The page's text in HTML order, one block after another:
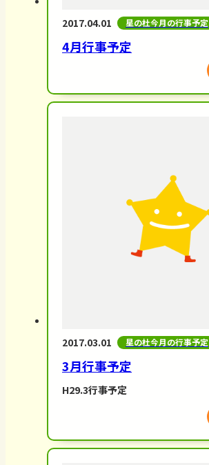
2017.04.01 星の杜今月の行事予定
4月行事予定
2017.03.01 星の杜今月の行事予定
3月行事予定
H29.3行事予定